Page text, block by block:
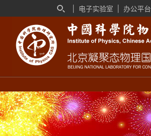
电子实验室 办公平台